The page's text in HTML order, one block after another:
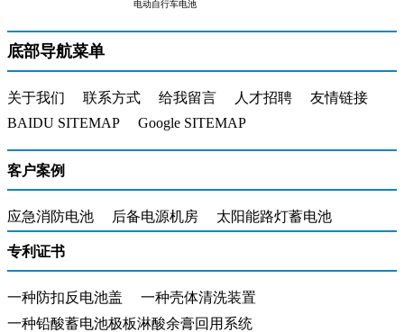
电动自行车电池
底部导航菜单
关于我们 联系方式 给我留言 人才招聘
友情链接
BAIDU SITEMAP
Google SITEMAP
客户案例
应急消防电池 后备电源机房 太阳能路灯蓄电池
专利证书
一种防扣反电池盖
一种壳体清洗装置
一种铅酸蓄电池极板淋酸余膏回用系统